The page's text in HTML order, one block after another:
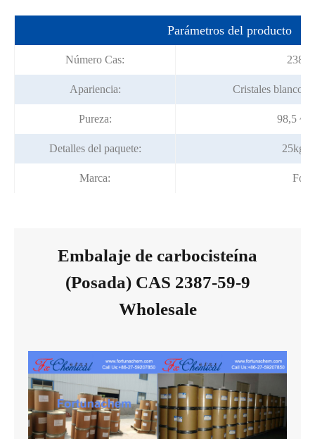
Parámetros del producto
Número Cas:
Apariencia: Cristales blancos
Pureza: 98,5 ~
Detalles del paquete: 25kg/
Marca:
Embalaje de carbocisteína
(Posada) CAS 2387-59-9
Wholesale